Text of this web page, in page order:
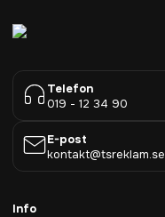
Telefon
019 - 12 34 90
E-post
kontakt@tsreklam.se
Info